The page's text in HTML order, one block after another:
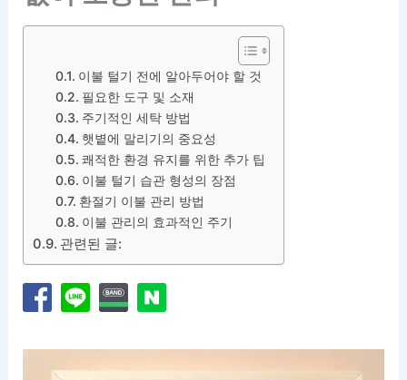
이불 털기 전에 알아두어야 할 것
필요한 도구 및 소재
주기적인 세탁 방법
햇볕에 말리기의 중요성
쾌적한 환경 유지를 위한 추가 팁
이불 털기 습관 형성의 장점
환절기 이불 관리 방법
이불 관리의 효과적인 주기
관련된 글: